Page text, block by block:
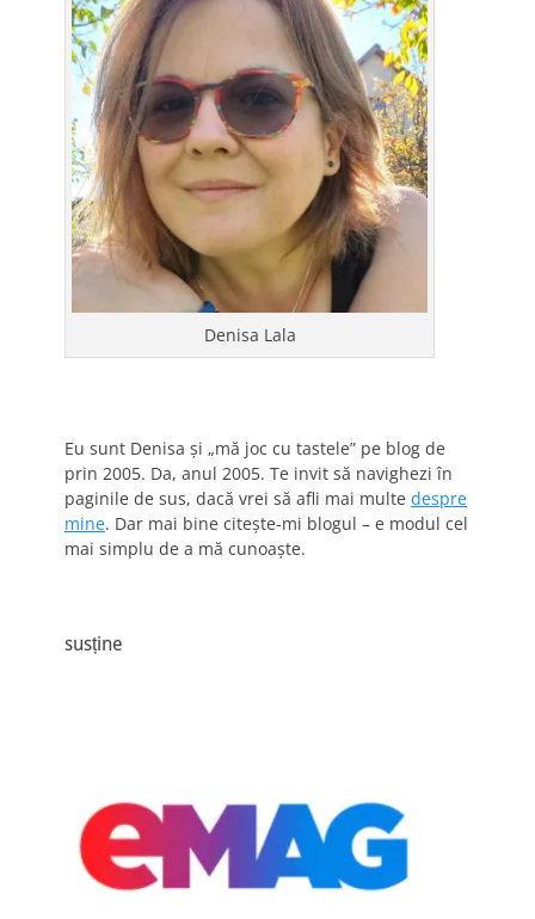
Denisa Lala
Eu sunt Denisa și „mă joc cu tastele” pe blog de
prin 2005. Da, anul 2005. Te invit să navighezi în
paginile de sus, dacă vrei să afli mai multe despre
mine. Dar mai bine citește-mi blogul – e modul cel
mai simplu de a mă cunoaște.
susține